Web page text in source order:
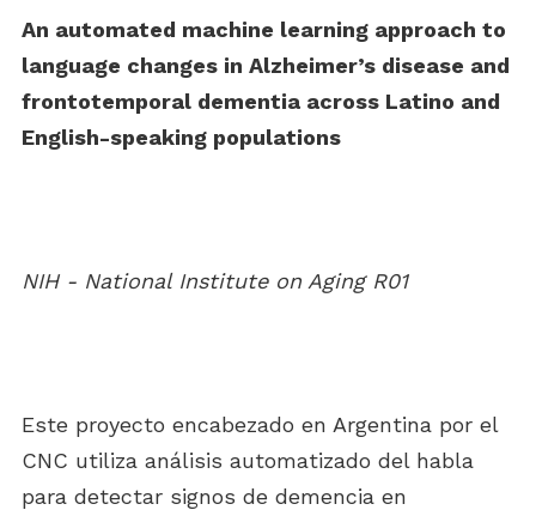
An automated machine learning approach to
language changes in Alzheimer’s disease and
frontotemporal dementia across Latino and
English-speaking populations
NIH - National Institute on Aging R01
Este proyecto encabezado en Argentina por el
CNC utiliza análisis automatizado del habla
para detectar signos de demencia en